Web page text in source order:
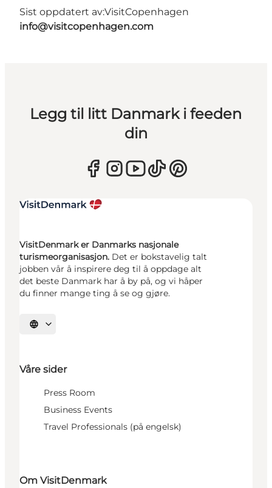
Sist oppdatert av:VisitCopenhagen
info@visitcopenhagen.com
Legg til litt Danmark i feeden
din
VisitDenmark er Danmarks nasjonale
turismeorganisasjon. Det er bokstavelig talt
jobben vår å inspirere deg til å oppdage alt
det beste Danmark har å by på, og vi håper
du finner mange ting å se og gjøre.
Velg språk
Våre sider
Press Room
Business Events
Travel Professionals (på engelsk)
Om VisitDenmark